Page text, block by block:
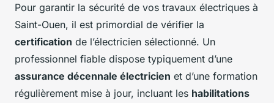
Pour garantir la sécurité de vos travaux électriques à
Saint-Ouen, il est primordial de vérifier la
certification de l’électricien sélectionné. Un
professionnel fiable dispose typiquement d’une
assurance décennale électricien et d’une formation
régulièrement mise à jour, incluant les habilitations